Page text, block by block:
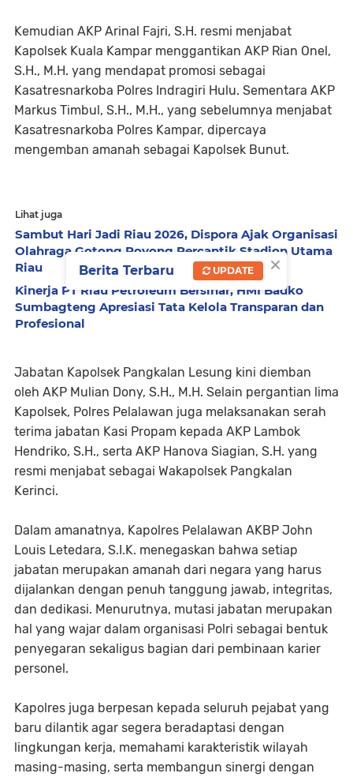
Kemudian AKP Arinal Fajri, S.H. resmi menjabat
Kapolsek Kuala Kampar menggantikan AKP Rian Onel,
S.H., M.H. yang mendapat promosi sebagai
Kasatresnarkoba Polres Indragiri Hulu. Sementara AKP
Markus Timbul, S.H., M.H., yang sebelumnya menjabat
Kasatresnarkoba Polres Kampar, dipercaya
mengemban amanah sebagai Kapolsek Bunut.
Lihat juga
Sambut Hari Jadi Riau 2026, Dispora Ajak Organisasi
Olahraga Gotong Royong Percantik Stadion Utama
Riau
Kinerja PT Riau Petroleum Bersinar, HMI Badko
Sumbagteng Apresiasi Tata Kelola Transparan dan
Profesional
Jabatan Kapolsek Pangkalan Lesung kini diemban
oleh AKP Mulian Dony, S.H., M.H. Selain pergantian lima
Kapolsek, Polres Pelalawan juga melaksanakan serah
terima jabatan Kasi Propam kepada AKP Lambok
Hendriko, S.H., serta AKP Hanova Siagian, S.H. yang
resmi menjabat sebagai Wakapolsek Pangkalan
Kerinci.
Dalam amanatnya, Kapolres Pelalawan AKBP John
Louis Letedara, S.I.K. menegaskan bahwa setiap
jabatan merupakan amanah dari negara yang harus
dijalankan dengan penuh tanggung jawab, integritas,
dan dedikasi. Menurutnya, mutasi jabatan merupakan
hal yang wajar dalam organisasi Polri sebagai bentuk
penyegaran sekaligus bagian dari pembinaan karier
personel.
Kapolres juga berpesan kepada seluruh pejabat yang
baru dilantik agar segera beradaptasi dengan
lingkungan kerja, memahami karakteristik wilayah
masing-masing, serta membangun sinergi dengan
×
Berita Terbaru UPDATE